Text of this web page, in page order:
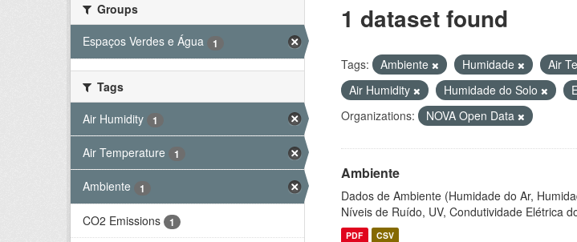
Groups
Espaços Verdes e Água
1
Tags
Air Humidity
1
Air Temperature 1
Ambiente 1
CO2 Emissions 1
1 dataset found
Tags: Ambiente Humidade Air
Air Humidity
Humidade do Solo
Organizations:
NOVA Open Data
Ambiente
Dados de Ambiente (Humidade do Ar,
Níveis de Ruído, UV, Condutividade Elétrica
PDF CSV